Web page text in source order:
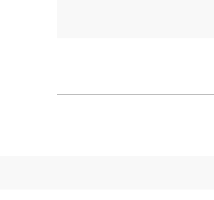
utilizar la red wifi gratuita.